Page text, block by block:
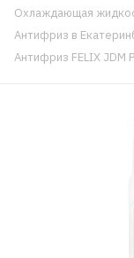
Охлаждающая
Антифриз в
Антифриз FELIX JDM